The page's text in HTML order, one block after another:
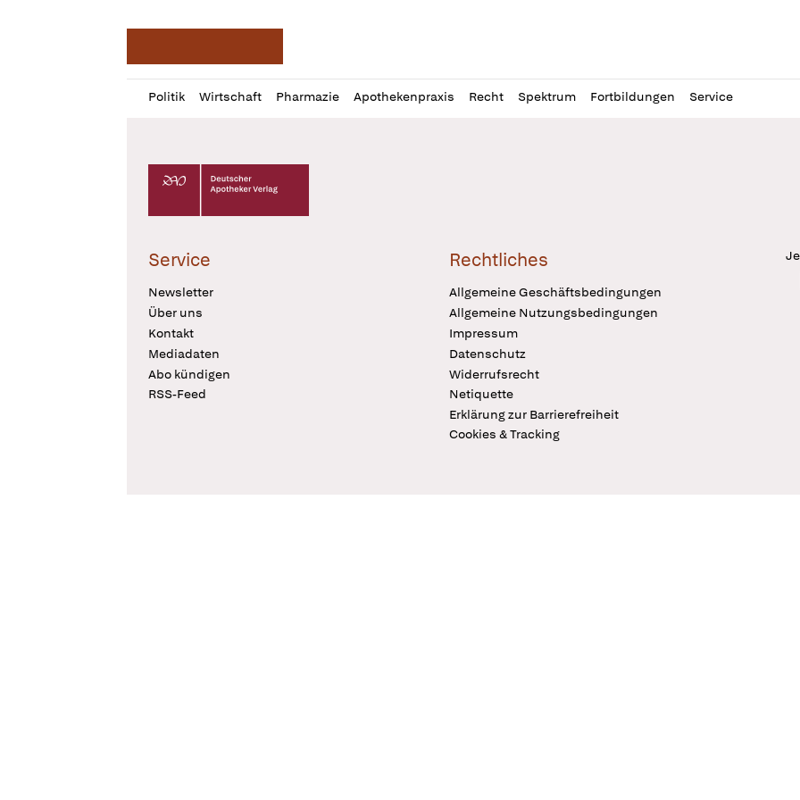
Politik Wirtschaft Pharmazie Apothekenpraxis Recht Spektrum Fortbildungen Service
Profil
öffnen
Daz
Pur
Deutscher Apotheker Verlag Logo
Service
Newsletter
Über uns
Kontakt
Mediadaten
Abo kündigen
RSS-Feed
Rechtliches
Allgemeine Geschäftsbedingungen
Allgemeine Nutzungsbedingungen
Impressum
Datenschutz
Widerrufsrecht
Netiquette
Erklärung zur Barrierefreiheit
Cookies & Tracking